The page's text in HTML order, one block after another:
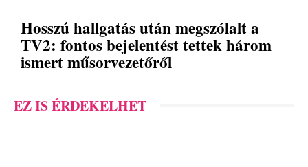
Hosszú hallgatás után megszólalt a
TV2: fontos bejelentést tettek három
ismert műsorvezetőről
EZ IS ÉRDEKELHET